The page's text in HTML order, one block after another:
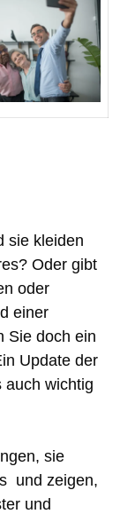
sie kleiden
Oder gibt
oder
einer
Sie doch ein
Update der
auch wichtig
sie
und zeigen,
und